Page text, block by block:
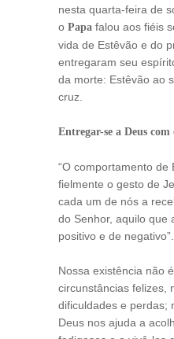
nesta quarta-feira de
o Papa falou aos fiéis
vida de Estêvão e do
entregaram seu
da morte: Estêvão ao
cruz.
Entregar-se a Deus
“O comportamento de
fielmente o gesto de
cada um de nós a
do Senhor, aquilo que
positivo e de negativo”.
Nossa existência não
circunstâncias felizes,
dificuldades e perdas;
Deus nos ajuda a